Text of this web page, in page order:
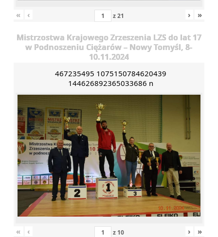
« ‹ z21 › »
Mistrzostwa Krajowego Zrzeszenia LZS do lat 17
w Podnoszeniu Ciężarów – Nowy Tomyśl, 8-
10.11.2024
467235495 1075150784620439
144626892365033686 n
« ‹ z 10 › »